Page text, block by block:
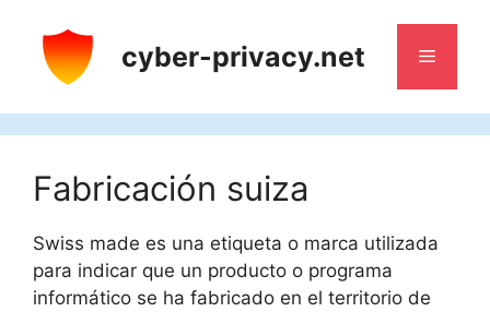
contenido
cyber-privacy.net Menú
Fabricación suiza
Swiss made es una etiqueta o marca utilizada
para indicar que un producto o programa
informático se ha fabricado en el territorio de